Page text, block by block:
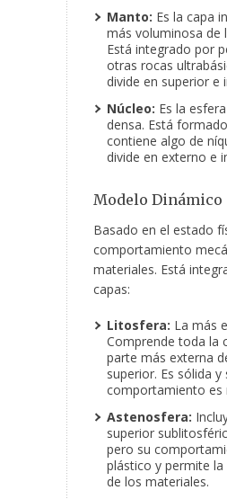
Manto: Es la capa
más voluminosa de
Está integrado por
otras rocas
divide en superior e
Núcleo: Es la
densa. Está
contiene algo de
divide en externo e
Modelo Dinámico
Basado en el estado
comportamiento
materiales. Está
capas:
Litosfera: La más
Comprende toda la
parte más externa
superior. Es sólida y
comportamiento es
Astenosfera:
superior
pero su
plástico y permite la
de los materiales.